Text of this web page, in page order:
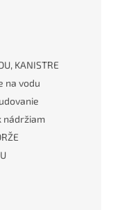
KANISTRE
na vodu
nádržiam